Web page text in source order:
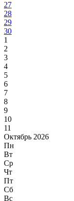
27
28
29
30
1
2
3
4
5
6
7
8
9
10
11
Октябрь 2026
Пн
Вт
Ср
Чт
Пт
Сб
Вс